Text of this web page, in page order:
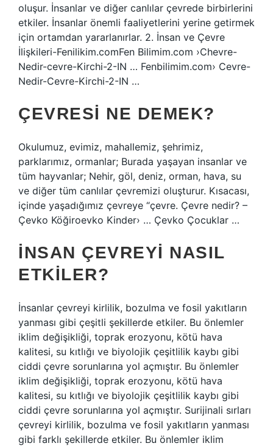
oluşur. İnsanlar ve diğer canlılar çevrede birbirlerini
etkiler. İnsanlar önemli faaliyetlerini yerine getirmek
için ortamdan yararlanırlar. 2. İnsan ve Çevre
İlişkileri-Fenilikim.comFen Bilimim.com ›Chevre-
Nedir-cevre-Kirchi-2-IN … Fenbilimim.com› Cevre-
Nedir-Cevre-Kirchi-2-IN …
ÇEVRESI NE DEMEK?
Okulumuz, evimiz, mahallemiz, şehrimiz,
parklarımız, ormanlar; Burada yaşayan insanlar ve
tüm hayvanlar; Nehir, göl, deniz, orman, hava, su
ve diğer tüm canlılar çevremizi oluşturur. Kısacası,
içinde yaşadığımız çevreye “çevre. Çevre nedir? –
Çevko Köğiroevko Kinder› … Çevko Çocuklar …
İNSAN ÇEVREYI NASIL
ETKILER?
İnsanlar çevreyi kirlilik, bozulma ve fosil yakıtların
yanması gibi çeşitli şekillerde etkiler. Bu önlemler
iklim değişikliği, toprak erozyonu, kötü hava
kalitesi, su kıtlığı ve biyolojik çeşitlilik kaybı gibi
ciddi çevre sorunlarına yol açmıştır. Bu önlemler
iklim değişikliği, toprak erozyonu, kötü hava
kalitesi, su kıtlığı ve biyolojik çeşitlilik kaybı gibi
ciddi çevre sorunlarına yol açmıştır. Surijinali sırları
çevreyi kirlilik, bozulma ve fosil yakıtların yanması
gibi farklı şekillerde etkiler. Bu önlemler iklim